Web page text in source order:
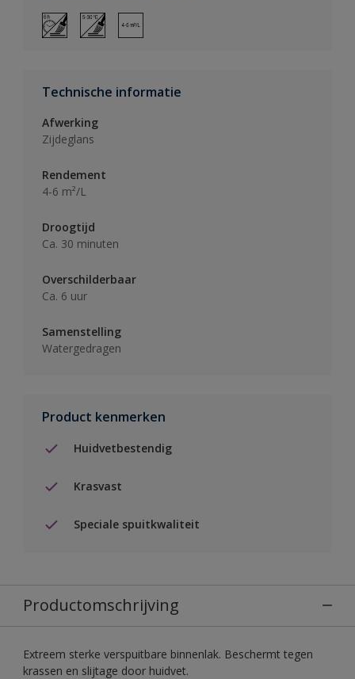
Technische informatie
Afwerking
Zijdeglans
Rendement
4-6 m²/L
Droogtijd
Ca. 30 minuten
Overschilderbaar
Ca. 6 uur
Samenstelling
Watergedragen
Product kenmerken
Huidvetbestendig
Krasvast
Speciale spuitkwaliteit
Productomschrijving
Extreem sterke verspuitbare binnenlak. Beschermt tegen
krassen en slijtage door huidvet.